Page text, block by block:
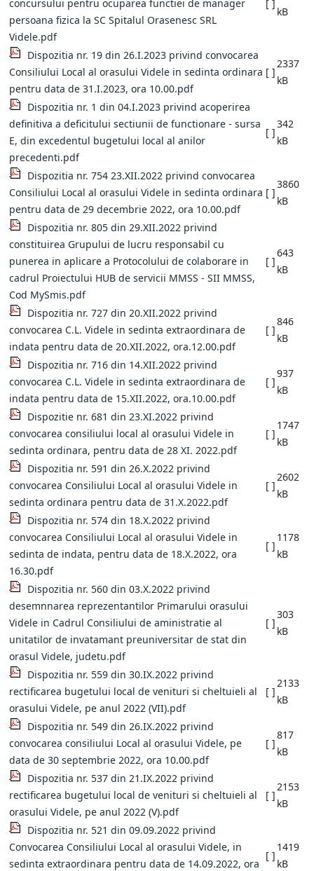
concursului pentru ocuparea functiei de manager
persoana fizica la SC Spitalul Orasenesc SRL
Videle.pdf
[ ]
kB
Dispozitia nr. 19 din 26.I.2023 privind convocarea
Consiliului Local al orasului Videle in sedinta ordinara
pentru data de 31.I.2023, ora 10.00.pdf
[ ]
2337
kB
Dispozitia nr. 1 din 04.I.2023 privind acoperirea
definitiva a deficitului sectiunii de functionare - sursa
E, din excedentul bugetului local al anilor
precedenti.pdf
[ ]
342
kB
Dispozitia nr. 754 23.XII.2022 privind convocarea
Consiliului Local al orasului Videle in sedinta ordinara
pentru data de 29 decembrie 2022, ora 10.00.pdf
[ ]
3860
kB
Dispozitia nr. 805 din 29.XII.2022 privind
constituirea Grupului de lucru responsabil cu
punerea in aplicare a Protocolului de colaborare in
cadrul Proiectului HUB de servicii MMSS - SII MMSS,
Cod MySmis.pdf
[ ]
643
kB
Dispozitia nr. 727 din 20.XII.2022 privind
convocarea C.L. Videle in sedinta extraordinara de
indata pentru data de 20.XII.2022, ora.12.00.pdf
[ ]
846
kB
Dispozitia nr. 716 din 14.XII.2022 privind
convocarea C.L. Videle in sedinta extraordinara de
indata pentru data de 15.XII.2022, ora.10.00.pdf
[ ]
937
kB
Dispozitie nr. 681 din 23.XI.2022 privind
convocarea consiliului local al orasului Videle in
sedinta ordinara, pentru data de 28 XI. 2022.pdf
[ ]
1747
kB
Dispozitia nr. 591 din 26.X.2022 privind
convocarea Consiliului Local al orasului Videle in
sedinta ordinara pentru data de 31.X.2022.pdf
[ ]
2602
kB
Dispozitia nr. 574 din 18.X.2022 privind
convocarea Consiliului Local al orasului Videle in
sedinta de indata, pentru data de 18.X.2022, ora
16.30.pdf
[ ]
1178
kB
Dispozitia nr. 560 din 03.X.2022 privind
desemnnarea reprezentantilor Primarului orasului
Videle in Cadrul Consiliului de aministratie al
unitatilor de invatamant preuniversitar de stat din
orasul Videle, judetu.pdf
[ ]
303
kB
Dispozitia nr. 559 din 30.IX.2022 privind
rectificarea bugetului local de venituri si cheltuieli al
orasului Videle, pe anul 2022 (VII).pdf
[ ]
2133
kB
Dispozitia nr. 549 din 26.IX.2022 privind
convocarea consiliului Local al orasului Videle, pe
data de 30 septembrie 2022, ora 10.00.pdf
[ ]
817
kB
Dispozitia nr. 537 din 21.IX.2022 privind
rectificarea bugetului local de venituri si cheltuieli al
orasului Videle, pe anul 2022 (V).pdf
[ ]
2153
kB
Dispozitia nr. 521 din 09.09.2022 privind
Convocarea Consiliului Local al orasului Videle, in
sedinta extraordinara pentru data de 14.09.2022, ora
[ ]
1419
kB